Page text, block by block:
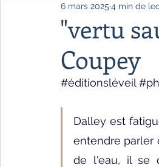
Livres de référence
Témoignages / Récits
Fêtes indiennes
Littérature tamoule
"vertu
Coupey
6 mars 2025 4 min de
#éditionsléveil
Dalley est
entendre parler
de l'eau, il se